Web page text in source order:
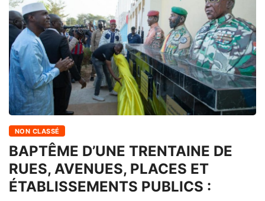
NON CLASSÉ
BAPTÊME D’UNE TRENTAINE DE
RUES, AVENUES, PLACES ET
ÉTABLISSEMENTS PUBLICS :